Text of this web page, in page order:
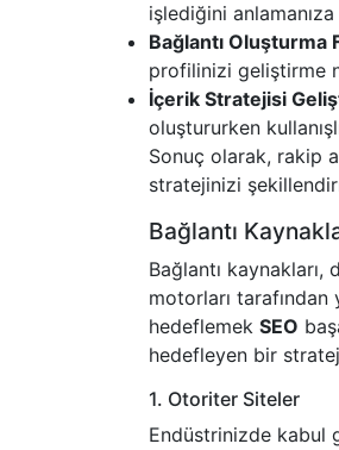
işlediğini anlamanıza
Bağlantı Oluşturma
profilinizi geliştirme
İçerik Stratejisi
oluştururken
Sonuç olarak, rakip
stratejinizi
Bağlantı
Bağlantı
motorları
hedeflemek SEO
hedefleyen bir
1. Otoriter Siteler
Endüstrinizde kabul